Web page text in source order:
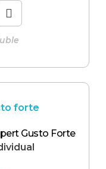
Gusto Forte